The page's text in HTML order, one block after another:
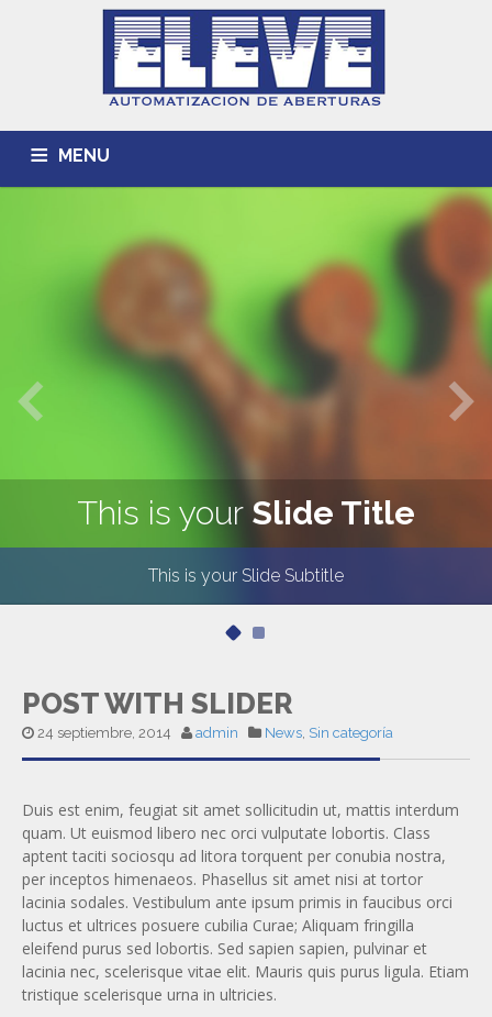
MENU
CONTACTO
This is your Slide Title
This is your Slide Subtitle
POST WITH SLIDER
24 septiembre, 2014 admin News, Sin categoría
Duis est enim, feugiat sit amet sollicitudin ut, mattis interdum
quam. Ut euismod libero nec orci vulputate lobortis. Class
aptent taciti sociosqu ad litora torquent per conubia nostra,
per inceptos himenaeos. Phasellus sit amet nisi at tortor
lacinia sodales. Vestibulum ante ipsum primis in faucibus orci
luctus et ultrices posuere cubilia Curae; Aliquam fringilla
eleifend purus sed lobortis. Sed sapien sapien, pulvinar et
lacinia nec, scelerisque vitae elit. Mauris quis purus ligula. Etiam
tristique scelerisque urna in ultricies.